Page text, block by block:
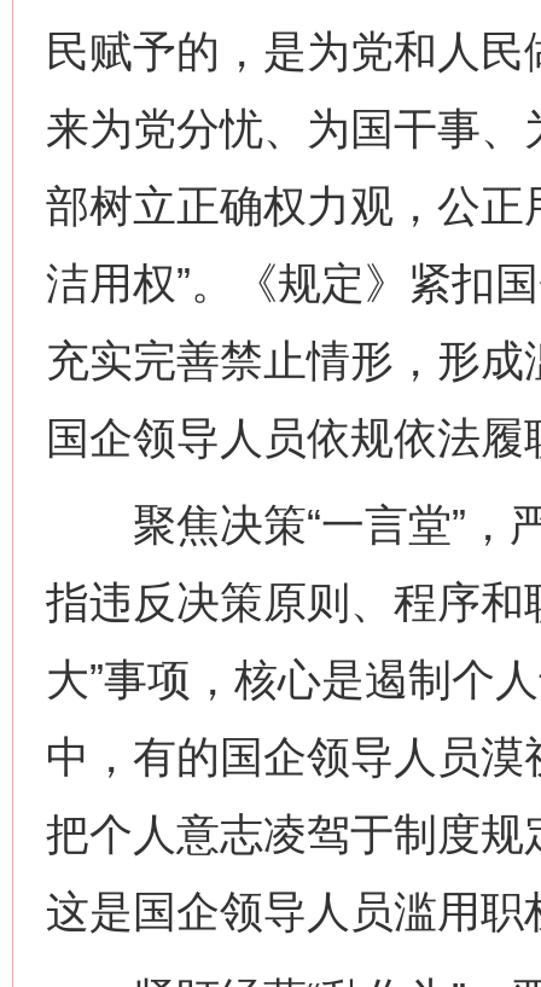
民赋予的，是为党和人
来为党分忧、为国干事、
部树立正确权力观，公
洁用权”。《规定》紧扣
充实完善禁止情形，形
国企领导人员依规依法
聚焦决策“一言堂”，
指违反决策原则、程序和
大”事项，核心是遏制个
中，有的国企领导人员
把个人意志凌驾于制度规
这是国企领导人员滥用